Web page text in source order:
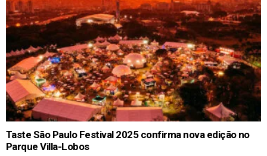
Taste São Paulo Festival 2025 confirma nova edição no
Parque Villa-Lobos